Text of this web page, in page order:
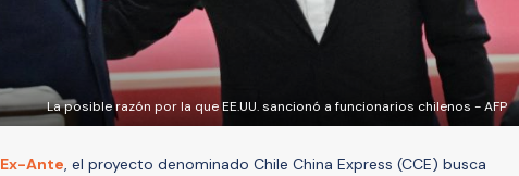
La posible razón por la que EE.UU. sancionó a funcionarios chilenos - AFP
Ex-Ante, el proyecto denominado Chile China Express (CCE) busca